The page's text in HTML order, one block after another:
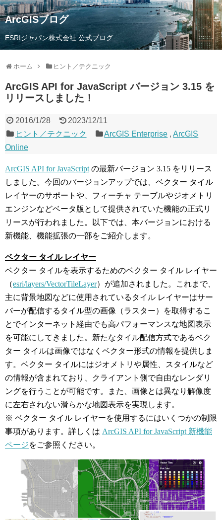
ArcGISブログ
ESRIジャパン株式会社 公式ブログ
ホーム ヒント／テクニック
ArcGIS API for JavaScript バージョン 3.15 を
リリースしました！
2016/1/28
2023/12/11
ヒント／テクニック
ArcGIS Enterprise ,ArcGIS
Online
ArcGIS API for JavaScript の最新バージョン 3.15 をリリース
しました。今回のバージョンアップでは、ベクター タイル
レイヤーのサポートや、フィーチャ テーブルやジオメトリ
エンジンなどベータ版として提供されていた機能の正式リ
リースが行われました。以下では、本バージョンにおける
新機能、機能拡張の一部をご紹介します。
ベクター タイル レイヤー
ベクター タイルを表示するためのベクター タイル レイヤー
（esri/layers/VectorTileLayer）が追加されました。これまで、
主に背景地図などに使用されているタイル レイヤーはサー
バーが配信するタイル型の画像（ラスター）を取得するこ
とでインターネット経由でも高パフォーマンスな地図表示
を可能にしてきました。新たなタイル配信方式であるベク
ター タイルは画像ではなくベクター形式の情報を提供しま
す。ベクター タイルにはジオメトリや属性、スタイルなど
の情報が含まれており、クライアント側で自由なレンダリ
ングを行うことが可能です。また、画像とは異なり解像度
に左右されない滑らかな地図表示を実現します。
※ ベクター タイル レイヤーを使用するにはいくつかの制限
事項があります。詳しくは ArcGIS API for JavaScript 新機能
ページをご参照ください。